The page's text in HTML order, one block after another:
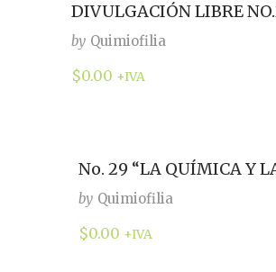
DIVULGACIÓN LIBRE
by Quimiofilia
$0.00 +IVA
No. 29 “LA QUÍMICA Y
by Quimiofilia
$0.00 +IVA